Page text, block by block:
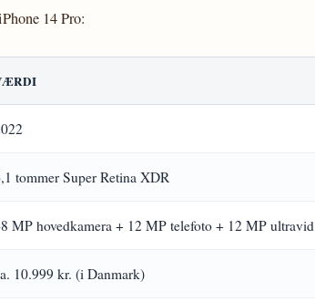
14 Pro:
tommer Super Retina XDR
MP hovedkamera + 12 MP telefoto + 12 MP ultravid
10.999 kr. (i Danmark)